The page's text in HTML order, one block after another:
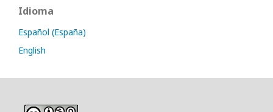
Idioma
Español (España)
English